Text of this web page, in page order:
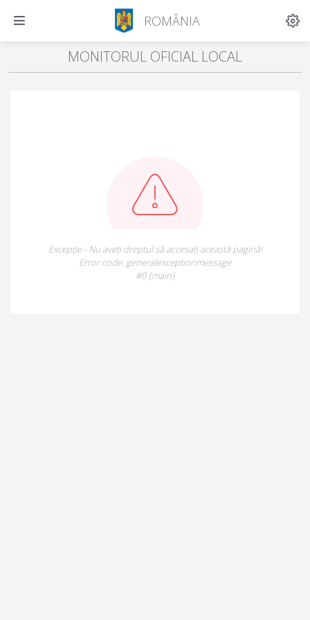
ROMÂNIA
MONITORUL OFICIAL LOCAL
Excepție - Nu aveți dreptul să accesați această pagină!
Error code: generalexceptionmessage
#0 {main}